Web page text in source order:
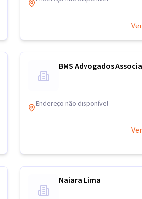
BMS Advogados
Endereço não disponível
Naiara Lima